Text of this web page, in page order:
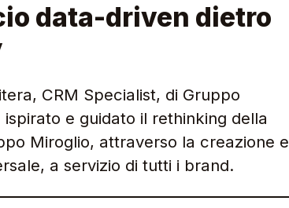
data-driven dietro
CRM Specialist, di Gruppo
e guidato il rethinking della
Miroglio, attraverso la creazione e
a servizio di tutti i brand.